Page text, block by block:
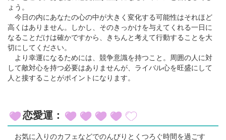
ょう。
今日の内にあなたの心の中が大きく変化する可能性はそれほど
高くはありません。しかし、そのきっかけを与えてくれる一日に
なることだけは確かですから、きちんと考えて行動することを大
切にしてください。
より幸運になるためには、競争意識を持つこと。周囲の人に対
して敵対心を持つ必要はありませんが、ライバル心を旺盛にして
人と接することがポイントになります。
恋愛運：
お気に入りのカフェなどでのんびりとくつろぐ時間を過ごす